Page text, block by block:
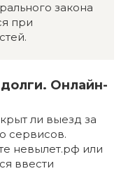
закона
при
Онлайн-
ли выезд за
сервисов.
невылет.рф или
ввести